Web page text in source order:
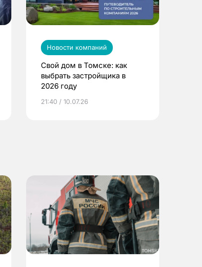
Новости компаний
Свой дом в Томске: как
выбрать застройщика в
2026 году
21:40 / 10.07.26